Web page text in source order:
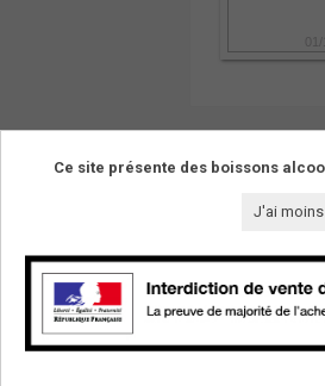
Ce site présente des boissons
J'ai